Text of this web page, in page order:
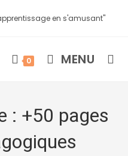
en s'amusant"
0 MENU
: +50 pages